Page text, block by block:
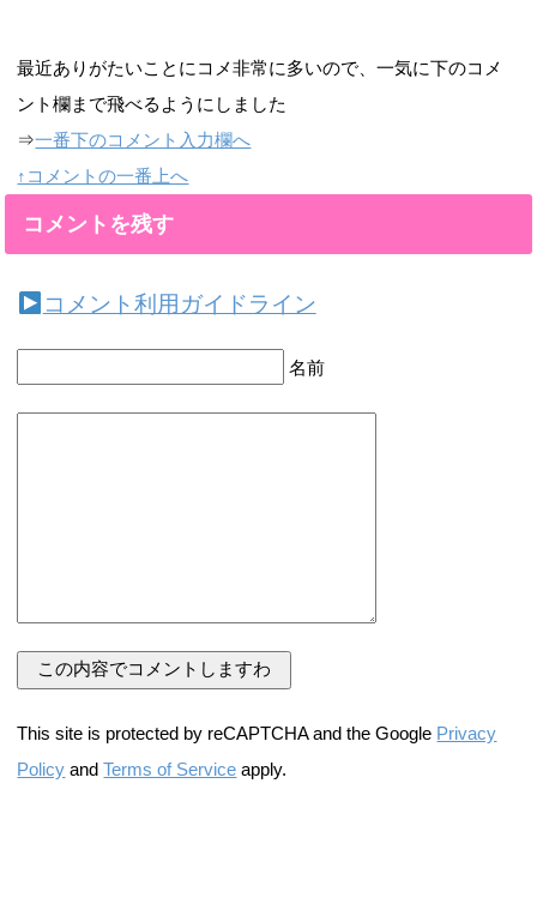
最近ありがたいことにコメ非常に多いので、一気に下のコメ
ント欄まで飛べるようにしました
⇒一番下のコメント入力欄へ
↑コメントの一番上へ
コメントを残す
コメント利用ガイドライン
名前
This site is protected by reCAPTCHA and the Google Privacy
Policy andTerms of Service apply.